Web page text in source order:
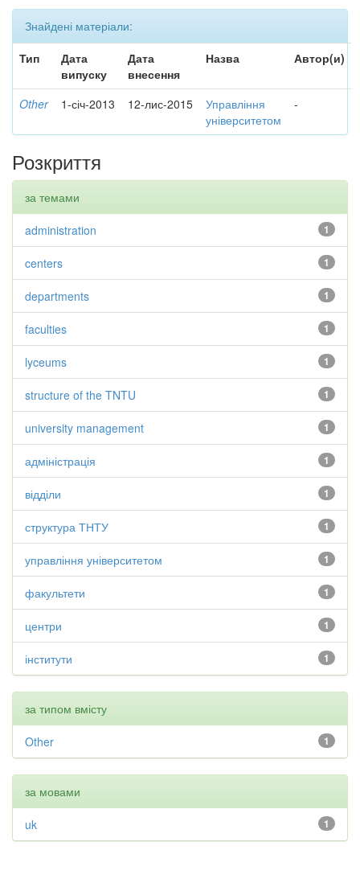
Знайдені матеріали:
Тип
Дата
випуску
Дата
внесення
Назва Автор(и)
Other 1-січ-2013 12-лис-2015
Управління
університетом
-
Розкриття
за темами
1
administration
1
centers
1
departments
1
faculties
1
lyceums
1
structure of the TNTU
1
university management
1
адміністрація
1
відділи
1
структура ТНТУ
1
управління університетом
1
факультети
1
центри
1
інститути
за типом вмісту
1
Other
за мовами
1
uk